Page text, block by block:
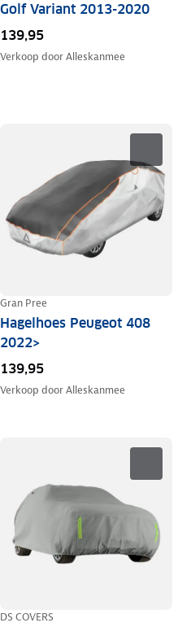
Golf Variant 2013-2020
139,95
Verkoop doorAlleskanmee
Gran Pree
Hagelhoes Peugeot 408
2022>
139,95
Verkoop doorAlleskanmee
DS COVERS